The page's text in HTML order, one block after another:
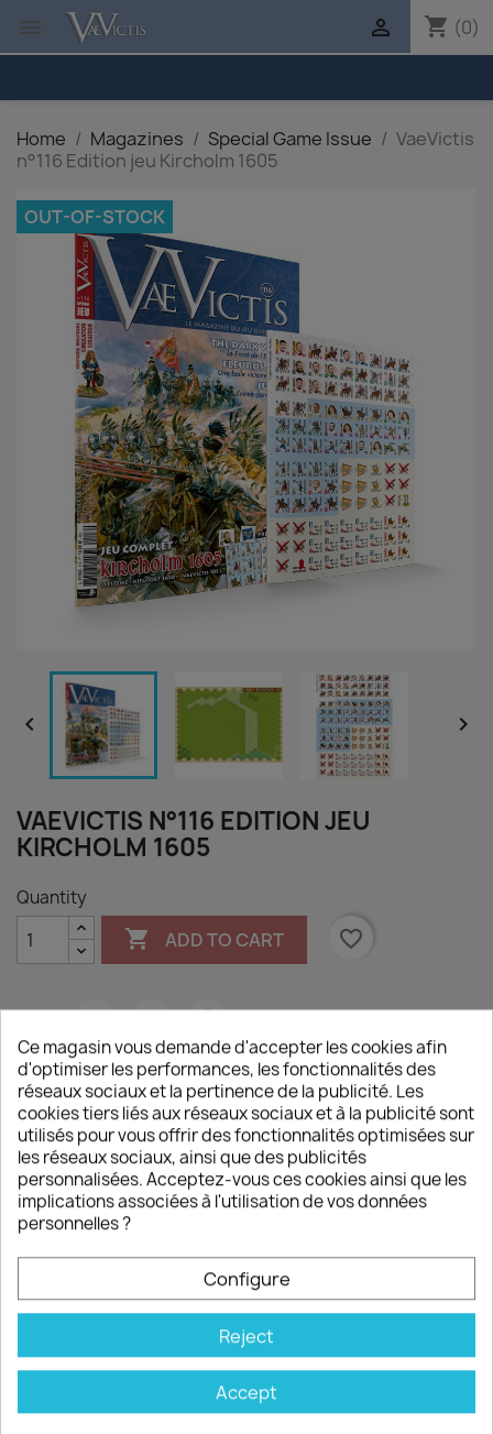
 shopping_cart (0)

Home Magazines Special Game Issue
VaeVictis
n°116 Edition jeu Kircholm 1605
OUT-OF-STOCK
 
VAEVICTIS N°116 EDITION JEU
KIRCHOLM 1605
Quantity
 ADD TO CART favorite_border
Garanties sécurité
(à modifier dans le module "Réassurance")
Politique de livraison
(à modifier dans le module "Réassurance")
Attachments
Number Of Pages
84
Ce magasin vous demande d'accepter les cookies afin
d'optimiser les performances, les fonctionnalités des
réseaux sociaux et la pertinence de la publicité. Les
cookies tiers liés aux réseaux sociaux et à la publicité sont
utilisés pour vous offrir des fonctionnalités optimisées sur
les réseaux sociaux, ainsi que des publicités
personnalisées. Acceptez-vous ces cookies ainsi que les
implications associées à l'utilisation de vos données
personnelles ?
Configure
Reject
Accept